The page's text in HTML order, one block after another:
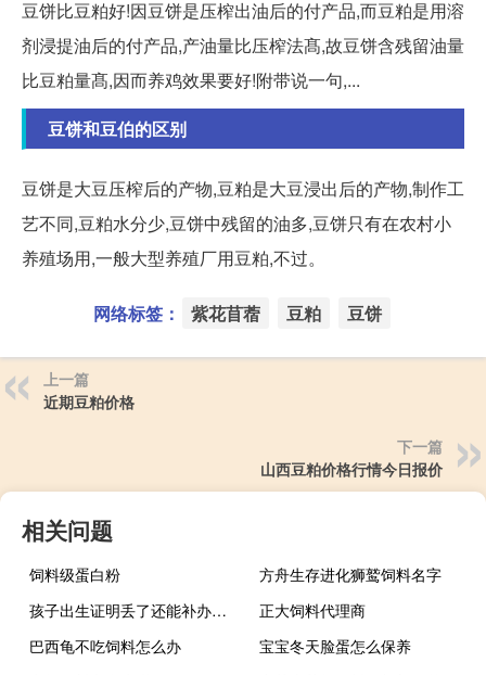
豆饼比豆粕好!因豆饼是压榨出油后的付产品,而豆粕是用溶
剂浸提油后的付产品,产油量比压榨法髙,故豆饼含残留油量
比豆粕量髙,因而养鸡效果要好!附带说一句,...
豆饼和豆伯的区别
豆饼是大豆压榨后的产物,豆粕是大豆浸出后的产物,制作工
艺不同,豆粕水分少,豆饼中残留的油多,豆饼只有在农村小
养殖场用,一般大型养殖厂用豆粕,不过。
网络标签： 紫花苜蓿 豆粕 豆饼
上一篇
近期豆粕价格
下一篇
山西豆粕价格行情今日报价
相关问题
饲料级蛋白粉
方舟生存进化狮鹫饲料名字
孩子出生证明丢了还能补办吗（孩子的出生证明丢了 能补办吗）
正大饲料代理商
巴西龟不吃饲料怎么办
宝宝冬天脸蛋怎么保养